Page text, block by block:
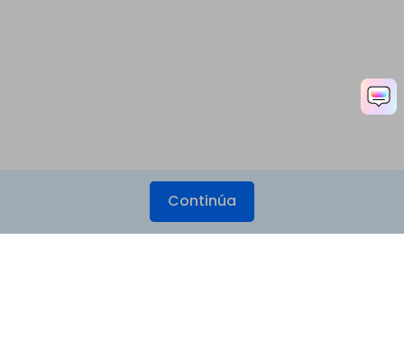
Continúa